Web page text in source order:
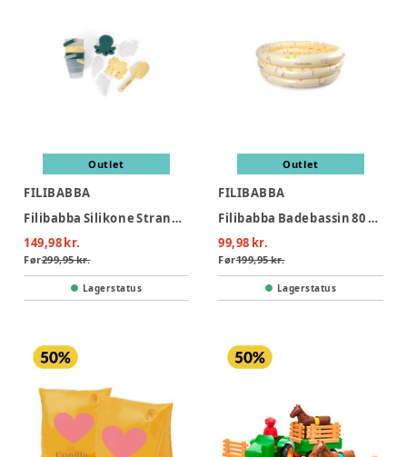
Outlet
FILIBABBA
Filibabba Silikone Strandsæt - Konfetti
149,98 kr.
Før299,95 kr.
Lagerstatus
Outlet
FILIBABBA
Filibabba Badebassin 80 cm Alfie – Unicorn Shores
99,98 kr.
Før199,95 kr.
Lagerstatus